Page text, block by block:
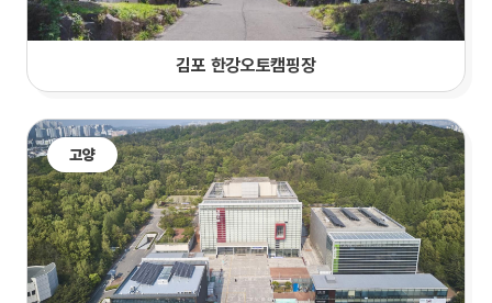
김포 한강오토캠핑장
고양